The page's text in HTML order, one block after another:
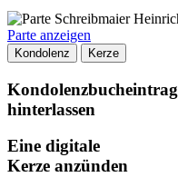
Parte anzeigen
Kondolenz Kerze
Kondolenzbucheintrag
hinterlassen
Eine digitale
Kerze anzünden